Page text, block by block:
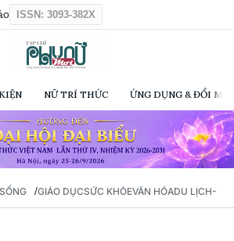
ISSN: 3093-382X
NỮ TRÍ THỨC ỨNG DỤNG & ĐỔI
/GIÁO DỤCSỨC KHỎEVĂN HÓADU LỊCH-